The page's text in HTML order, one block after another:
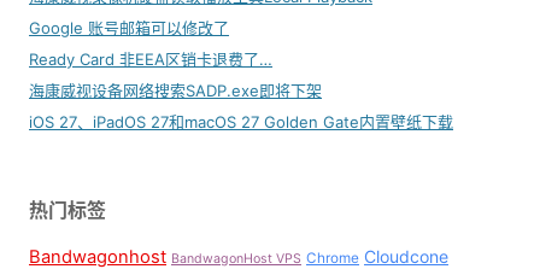
Google 账号邮箱可以修改了
Ready Card 非EEA区销卡退费了…
海康威视设备网络搜索SADP.exe即将下架
iOS 27、iPadOS 27和macOS 27 Golden Gate内置壁纸下载
热门标签
Bandwagonhost BandwagonHost VPS Chrome Cloudcone